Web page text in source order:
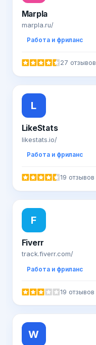
Marpla
marpla.ru/
Работа и фриланс
27 отзывов
L
LikeStats
likestats.io/
Работа и фриланс
19 отзывов
F
Fiverr
track.fiverr.com/
Работа и фриланс
19 отзывов
W